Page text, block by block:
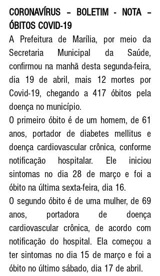
CORONAVÍRUS – BOLETIM - NOTA –
ÓBITOS COVID-19
A Prefeitura de Marília, por meio da
Secretaria Municipal da Saúde,
confirmou na manhã desta segunda-feira,
dia 19 de abril, mais 12 mortes por
Covid-19, chegando a 417 óbitos pela
doença no município.
O primeiro óbito é de um homem, de 61
anos, portador de diabetes mellitus e
doença cardiovascular crônica, conforme
notificação hospitalar. Ele iniciou
sintomas no dia 28 de março e foi a
óbito na última sexta-feira, dia 16.
O segundo óbito é de uma mulher, de 69
anos, portadora de doença
cardiovascular crônica, de acordo com
notificação do hospital. Ela começou a
ter sintomas no dia 15 de março e foi a
óbito no último sábado, dia 17 de abril.